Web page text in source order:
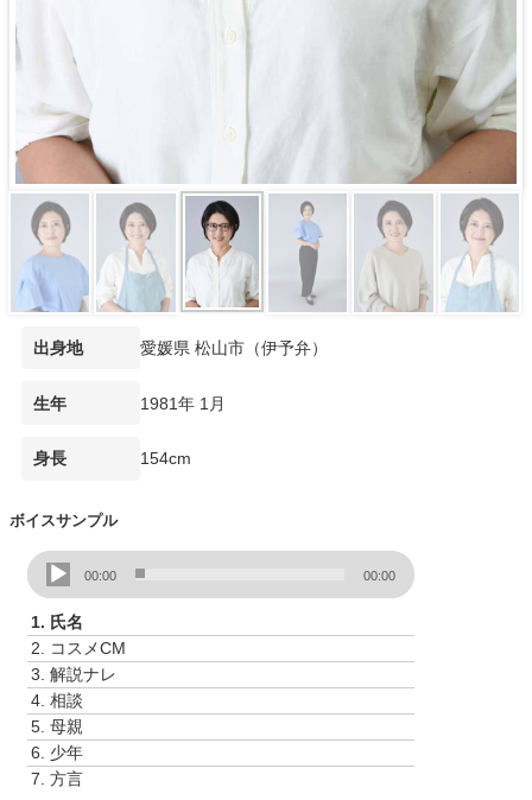
出身地 愛媛県 松山市（伊予弁）
生年 1981年 1月
身長 154cm
ボイスサンプル
音
声
レ
ー
ヤ
ー
00:00 00:00
1. 氏名
2.
コスメCM
3. 解説ナレ
4. 相談
5. 母親
6. 少年
7. 方言